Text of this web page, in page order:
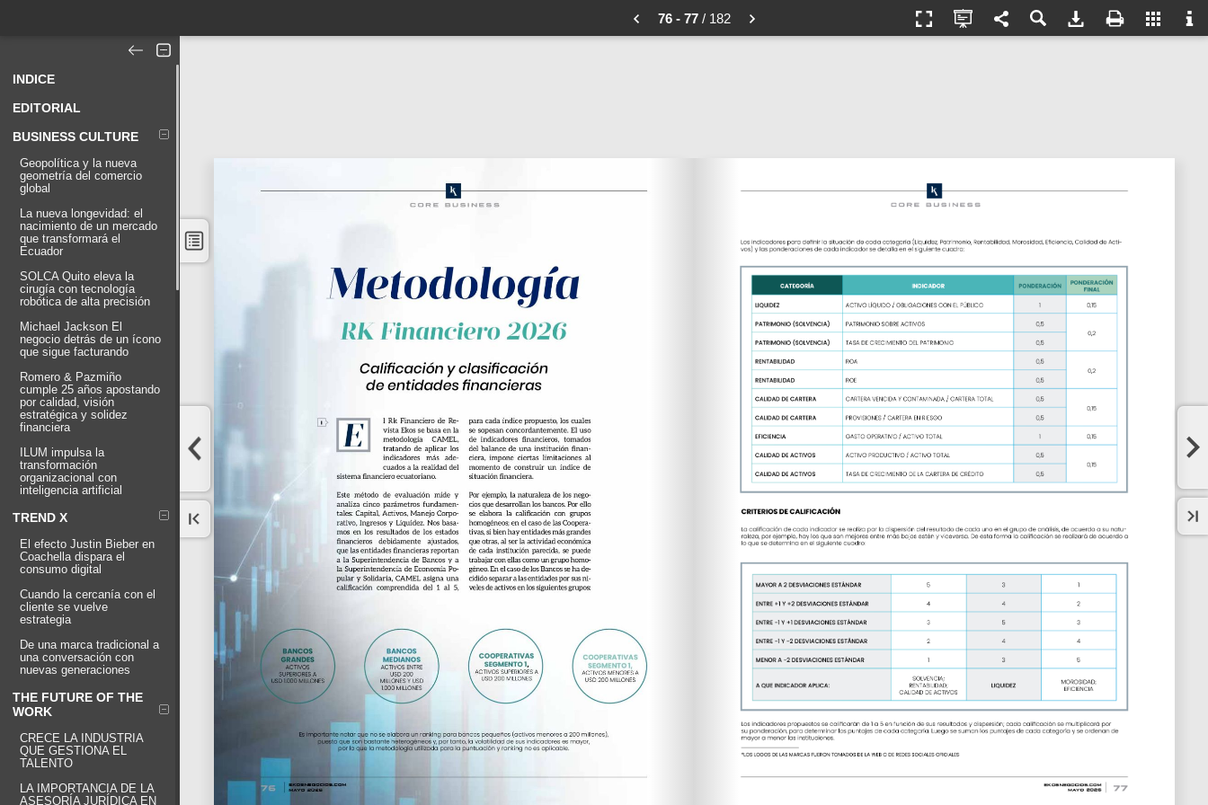
76 - 77/ 182
INDICE
EDITORIAL
BUSINESS CULTURE
Geopolítica y la nueva
geometría del comercio
global
La nueva longevidad: el
nacimiento de un mercado
que transformará el
Ecuador
SOLCA Quito eleva la
cirugía con tecnología
robótica de alta precisión
Michael Jackson El
negocio detrás de un ícono
que sigue facturando
Romero & Pazmiño
cumple 25 años apostando
por calidad, visión
estratégica y solidez
financiera
ILUM impulsa la
transformación
organizacional con
inteligencia artificial
TREND X
El efecto Justin Bieber en
Coachella dispara el
consumo digital
Cuando la cercanía con el
cliente se vuelve
estrategia
De una marca tradicional a
una conversación con
nuevas generaciones
THE FUTURE OF THE
WORK
CRECE LA INDUSTRIA
QUE GESTIONA EL
TALENTO
LA IMPORTANCIA DE LA
ASESORÍA JURÍDICA EN